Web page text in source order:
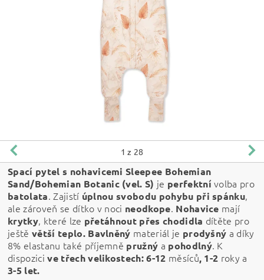
1 z 28
Spací pytel s nohavicemi Sleepee Bohemian
Sand/Bohemian Botanic (vel. S) je perfektnívolba pro
batolata. Zajistí úplnou svobodu pohybu při spánku,
ale zároveň se dítko v noci neodkope. Nohavice mají
krytky, které lze přetáhnout přes chodidla dítěte pro
ještě větší teplo. Bavlněný materiál je prodyšný a díky
8% elastanu také příjemně pružný a pohodlný. K
dispozicive třech velikostech: 6-12 měsíců, 1-2 roky a
3-5 let.